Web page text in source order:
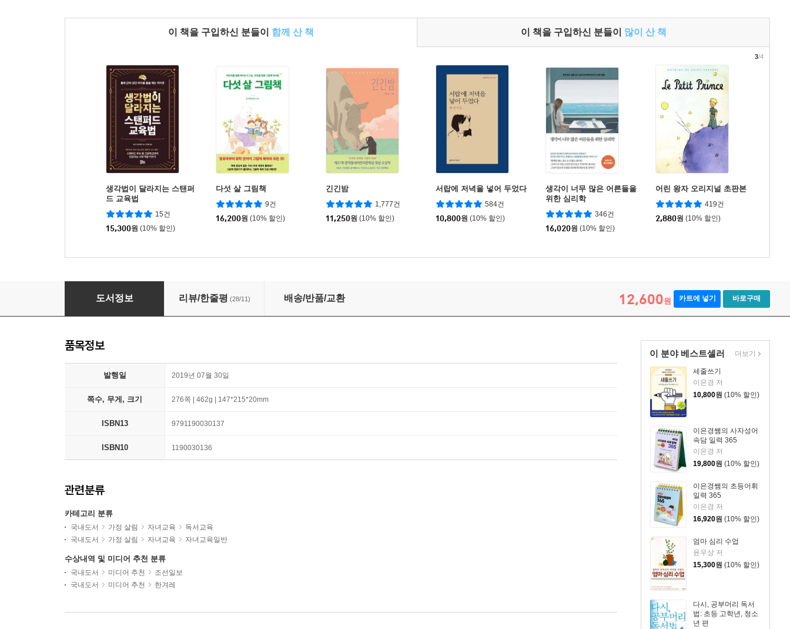
이 책을 구입하신 분들이 함께 산 책 이 책을 구입하신 분들이 많이 산 책
생각법이 달라지는 스탠퍼
드 교육법
15건
15,300원 (10% 할인)
다섯 살 그림책
9건
16,200원 (10% 할인)
긴긴밤
1,777건
11,250원 (10% 할인)
서랍에 저녁을 넣어 두었다
584건
10,800원 (10% 할인)
생각이 너무 많은 어른들을
위한 심리학
346건
16,020원 (10% 할인)
어린 왕자 오리지널 초판본
419건
2,880원 (10% 할인)
3/4
아홉 살 독서 수업
도서정보 리뷰/한줄평 (28/11) 배송/반품/교환 12,600원 카트에 넣기 바로구매
이 분야 베스트셀러
세줄쓰기
이은경 저
10,800원 (10% 할인)
이은경쌤의 사자성어
속담 일력 365
이은경 저
19,800원 (10% 할인)
이은경쌤의 초등어휘
일력 365
이은경 저
16,920원 (10% 할인)
엄마 심리 수업
윤우상 저
15,300원 (10% 할인)
다시, 공부머리 독서
법: 초등 고학년, 청소
년 편
더보기
품목정보
발행일 2019년 07월 30일
쪽수, 무게, 크기 276쪽 | 462g | 147*215*20mm
ISBN13 9791190030137
ISBN10 1190030136
관련분류
카테고리 분류
국내도서 가정 살림 자녀교육
독서교육
국내도서
가정 살림 자녀교육 자녀교육일반
수상내역 및 미디어 추천 분류
국내도서 미디어 추천
조선일보
국내도서
미디어 추천 한겨레